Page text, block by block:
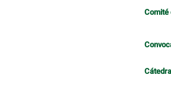
Comité
Cátedra